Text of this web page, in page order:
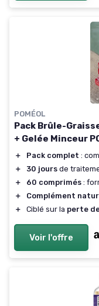
POMÉOL
Pack Brûle-
+ Gelée Minceur
＋ Pack complet :
＋
30 jours de
＋
60 comprimés :
＋
Complément
＋
Ciblé sur la perte
Voir l'offre